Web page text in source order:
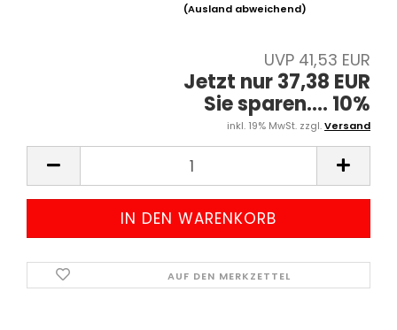
(Ausland abweichend)
UVP 41,53 EUR
Jetzt nur 37,38 EUR
Sie sparen.... 10%
inkl. 19% MwSt. zzgl.Versand
AUF DEN MERKZETTEL